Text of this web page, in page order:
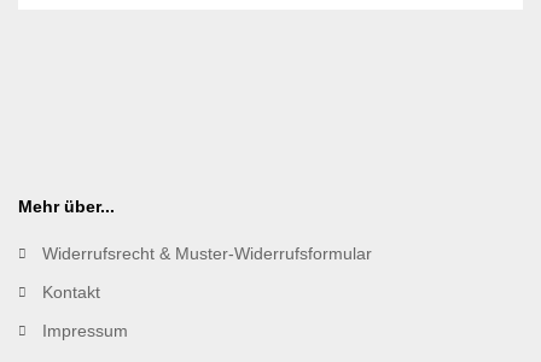
Mehr über...
Widerrufsrecht & Muster-Widerrufsformular
Kontakt
Impressum